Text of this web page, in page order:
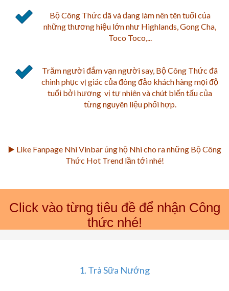
Bộ Công Thức đã và đang làm nên tên tuổi của
những thương hiệu lớn như Highlands, Gong Cha,
Toco Toco,...
Trăm người đắm vạn người say, Bộ Công Thức đã
chinh phục vị giác của đông đảo khách hàng mọi độ
tuổi bởi hương vị tự nhiên và chút biến tấu của
từng nguyên liệu phối hợp.
▶️ Like Fanpage Nhi Vinbar ủng hộ Nhi cho ra những Bộ Công
Thức Hot Trend lần tới nhé!
Click vào từng tiêu đề để nhận Công
thức nhé!
1. Trà Sữa Nướng